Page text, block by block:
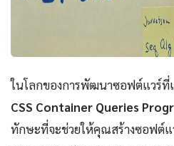
ในโลกของการพัฒนาซอฟต์แวร์ที่
CSS Container Queries
ทักษะที่จะช่วยให้คุณสร้างซอฟต์